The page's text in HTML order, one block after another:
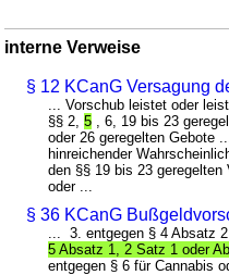
interne Verweise
§ 12 KCanG Versagung
... Vorschub leistet oder
§§ 2,5 , 6, 19 bis 23
oder 26 geregelten Gebote
hinreichender
den §§ 19 bis 23
oder ...
§ 36 KCanG
... 3. entgegen § 4 Absatz
5 Absatz 1, 2 Satz 1 oder
entgegen § 6 für Cannabis